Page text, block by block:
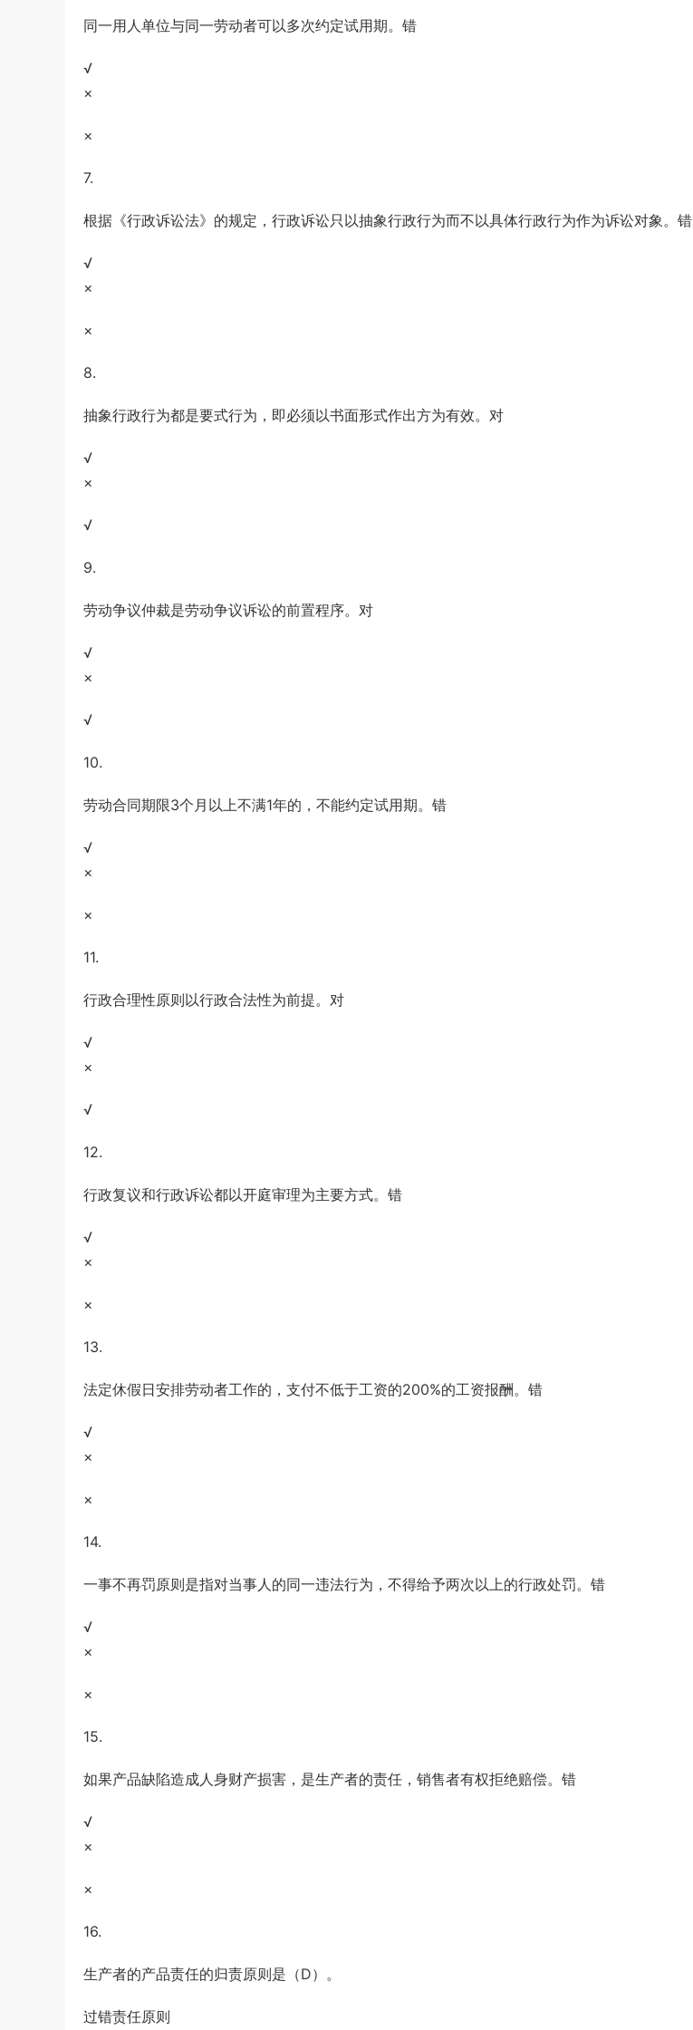
同一用人单位与同一劳动者可以多次约定试用期。错
√
×
×
7.
根据《行政诉讼法》的规定，行政诉讼只以抽象行政行为而不以具体行政行为作为诉讼对象。错
√
×
×
8.
抽象行政行为都是要式行为，即必须以书面形式作出方为有效。对
√
×
√
9.
劳动争议仲裁是劳动争议诉讼的前置程序。对
√
×
√
10.
劳动合同期限3个月以上不满1年的，不能约定试用期。错
√
×
×
11.
行政合理性原则以行政合法性为前提。对
√
×
√
12.
行政复议和行政诉讼都以开庭审理为主要方式。错
√
×
×
13.
法定休假日安排劳动者工作的，支付不低于工资的200%的工资报酬。错
√
×
×
14.
一事不再罚原则是指对当事人的同一违法行为，不得给予两次以上的行政处罚。错
√
×
×
15.
如果产品缺陷造成人身财产损害，是生产者的责任，销售者有权拒绝赔偿。错
√
×
×
16.
生产者的产品责任的归责原则是（D）。
过错责任原则